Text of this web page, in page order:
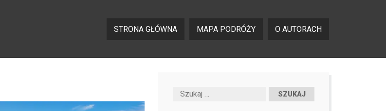
STRONA GŁÓWNA MAPA PODRÓŻY O AUTORACH